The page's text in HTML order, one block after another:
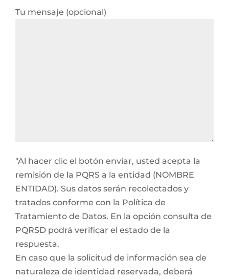
Tu mensaje (opcional)
"Al hacer clic el botón enviar, usted acepta la
remisión de la PQRS a la entidad (NOMBRE
ENTIDAD). Sus datos serán recolectados y
tratados conforme con la Política de
Tratamiento de Datos. En la opción consulta de
PQRSD podrá verificar el estado de la
respuesta.
En caso que la solicitud de información sea de
naturaleza de identidad reservada, deberá